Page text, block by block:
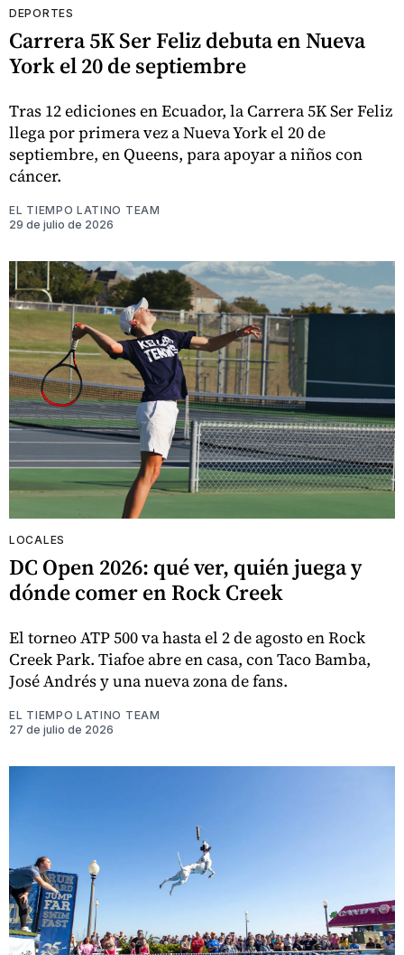
DEPORTES
Carrera 5K Ser Feliz debuta en Nueva
York el 20 de septiembre
Tras 12 ediciones en Ecuador, la Carrera 5K Ser Feliz
llega por primera vez a Nueva York el 20 de
septiembre, en Queens, para apoyar a niños con
cáncer.
EL TIEMPO LATINO TEAM
29 de julio de 2026
LOCALES
DC Open 2026: qué ver, quién juega y
dónde comer en Rock Creek
El torneo ATP 500 va hasta el 2 de agosto en Rock
Creek Park. Tiafoe abre en casa, con Taco Bamba,
José Andrés y una nueva zona de fans.
EL TIEMPO LATINO TEAM
27 de julio de 2026